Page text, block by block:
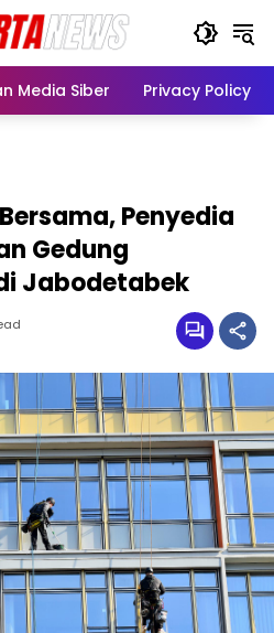
Media Siber Privacy Policy
Penyedia
Gedung
Jabodetabek